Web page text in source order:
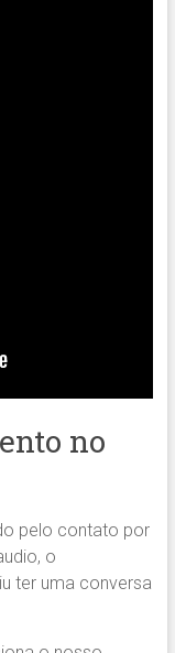
no
pelo contato por
o
ter uma conversa